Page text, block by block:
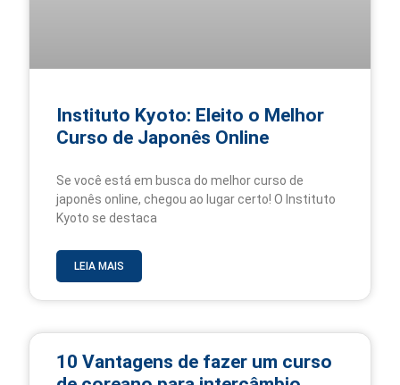
Instituto Kyoto: Eleito o Melhor
Curso de Japonês Online
Se você está em busca do melhor curso de
japonês online, chegou ao lugar certo! O Instituto
Kyoto se destaca
LEIA MAIS
10 Vantagens de fazer um curso